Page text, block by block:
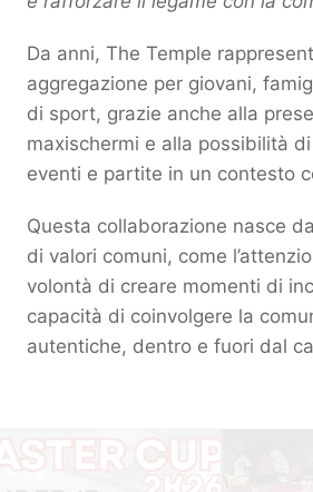
Da anni, The Temple
aggregazione per giovani,
di sport, grazie anche alla
maxischermi e alla possibilità
eventi e partite in un contesto
Questa collaborazione nasce
di valori comuni, come
volontà di creare momenti di
capacità di coinvolgere la
autentiche, dentro e fuori dal